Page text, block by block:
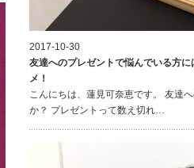
2017-10-30
友達へのプレゼントで悩んでいる方
メ！
こんにちは、蓮見可奈恵です。 友達
か？ プレゼントって数え切れ…